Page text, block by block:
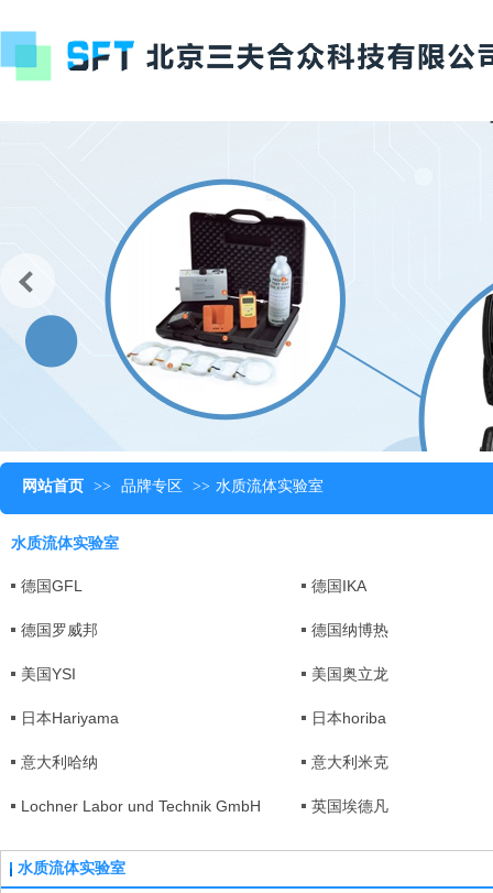
网站首页 >> 品牌专区 >> 水质流体实验室
水质流体实验室
德国GFL 德国IKA
德国罗威邦 德国纳博热
美国YSI 美国奥立龙
日本Hariyama 日本horiba
意大利哈纳 意大利米克
Lochner Labor und Technik GmbH 英国埃德凡
水质流体实验室